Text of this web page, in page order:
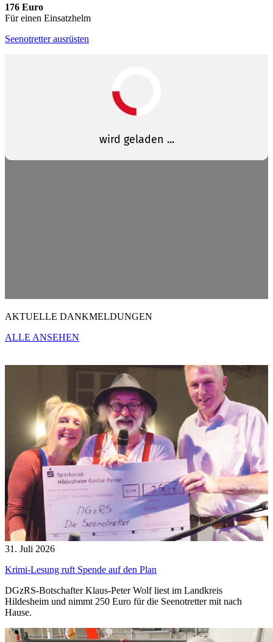
176 Euro
Für einen Einsatzhelm
Seenotretter ausrüsten
AKTUELLE DANKMELDUNGEN
ALLE ANSEHEN
31. Juli 2026
Krimi-Lesung ruft Spende auf den Plan
DGzRS-Botschafter Klaus-Peter Wolf liest im Landkreis
Hildesheim und nimmt 250 Euro für die Seenotretter mit nach
Hause.